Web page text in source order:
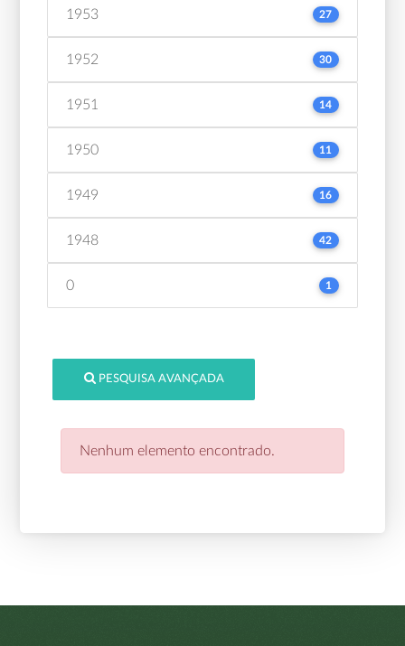
1953 27
1952 30
1951 14
1950 11
1949 16
1948 42
0 1
PESQUISA AVANÇADA
Nenhum elemento encontrado.